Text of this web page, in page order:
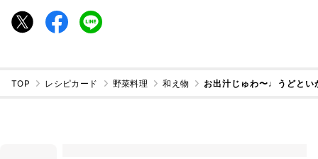
TOP レシピカード 野菜料理 和え物 お出汁じゅわ〜♩うどとい